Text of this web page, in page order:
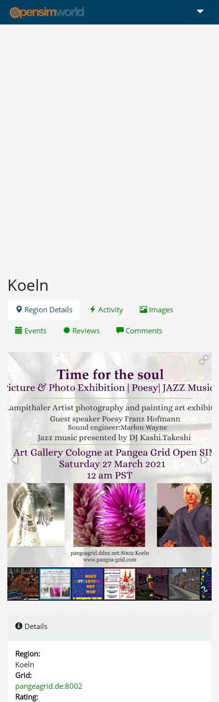
Koeln
Region Details Activity Images
Events Reviews Comments
Details
Region:
Koeln
Grid:
pangeagrid.de:8002
Rating: